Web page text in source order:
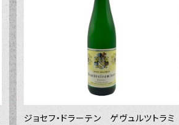
ジョセフ・ドラーテン ゲヴュルツトラミ